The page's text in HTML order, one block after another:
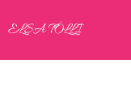
ELSA TÖLLI